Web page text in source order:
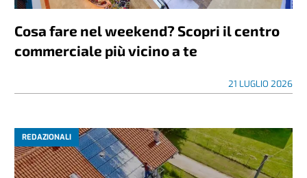
Cosa fare nel weekend? Scopri il centro
commerciale più vicino a te
21 LUGLIO 2026
REDAZIONALI